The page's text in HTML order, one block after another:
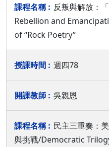
反叛與解放：
Rebellion and
of “Rock Poetry”
週四78
吳親恩
民主三重奏：
與挑戰/Democratic